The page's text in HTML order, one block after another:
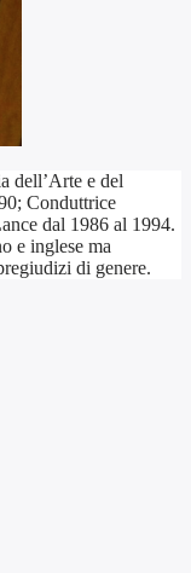
dell’Arte e del
Conduttrice
dal 1986 al 1994.
e inglese ma
di genere.